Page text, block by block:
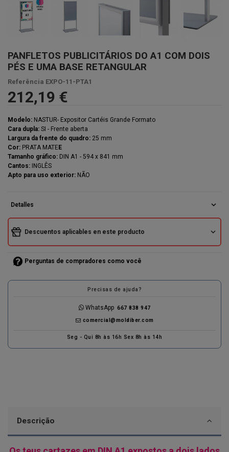
PANFLETOS PUBLICITÁRIOS DO A1 COM DOIS
PÉS E UMA BASE RETANGULAR
Referência EXPO-11-PTA1
212,19 €
Modelo: NASTUR- Expositor Cartéis Grande Formato
Cara dupla: SI - Frente aberta
Largura da frente do quadro: 25 mm
Cor: PRATA MATEE
Tamanho gráfico: DIN A1 - 594 x 841 mm
Cantos: INGLÊS
Apto para uso exterior: NÃO
Detalles expand_more
Descuentos aplicables en este producto expand_more
Perguntas de compradores como você
Precisas de ajuda?
WhatsApp 667 838 947
comercial@moldiber.com
Seg - Qui 8h às 16h Sex 8h às 14h
Descrição